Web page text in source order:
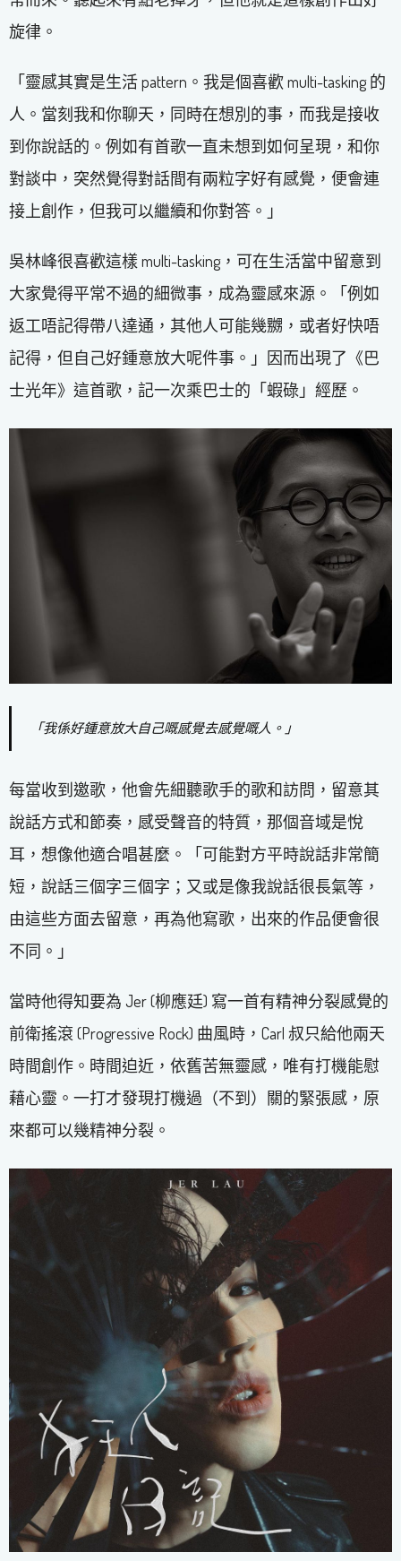
旋律。
「靈感其實是生活 pattern。我是個喜歡 multi-tasking 的
人。當刻我和你聊天，同時在想別的事，而我是接收
到你說話的。例如有首歌一直未想到如何呈現，和你
對談中，突然覺得對話間有兩粒字好有感覺，便會連
接上創作，但我可以繼續和你對答。」
吳林峰很喜歡這樣 multi-tasking，可在生活當中留意到
大家覺得平常不過的細微事，成為靈感來源。「例如
返工唔記得帶八達通，其他人可能幾嬲，或者好快唔
記得，但自己好鍾意放大呢件事。」因而出現了《巴
士光年》這首歌，記一次乘巴士的「蝦碌」經歷。
「我係好鍾意放大自己嘅感覺去感覺嘅人。」
每當收到邀歌，他會先細聽歌手的歌和訪問，留意其
說話方式和節奏，感受聲音的特質，那個音域是悅
耳，想像他適合唱甚麼。「可能對方平時說話非常簡
短，說話三個字三個字；又或是像我說話很長氣等，
由這些方面去留意，再為他寫歌，出來的作品便會很
不同。」
當時他得知要為 Jer (柳應廷) 寫一首有精神分裂感覺的
前衛搖滾 (Progressive Rock) 曲風時，Carl 叔只給他兩天
時間創作。時間迫近，依舊苦無靈感，唯有打機能慰
藉心靈。一打才發現打機過（不到）關的緊張感，原
來都可以幾精神分裂。